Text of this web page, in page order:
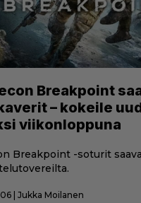
Breakpoint
– kokeile
viikonloppuna
Breakpoint -soturit
| Jukka Moilanen